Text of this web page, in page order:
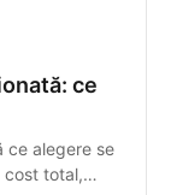
ce
ce alegere se
cost total,